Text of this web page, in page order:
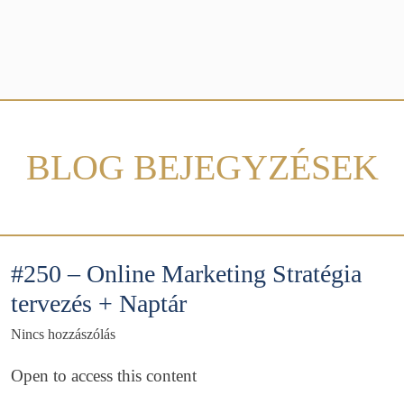
BLOG BEJEGYZÉSEK
#250 – Online Marketing Stratégia
tervezés + Naptár
Nincs hozzászólás
Open to access this content